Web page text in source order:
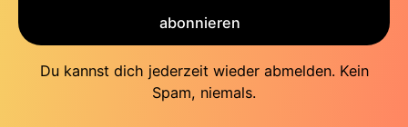
abonnieren
Du kannst dich jederzeit wieder abmelden. Kein
Spam, niemals.